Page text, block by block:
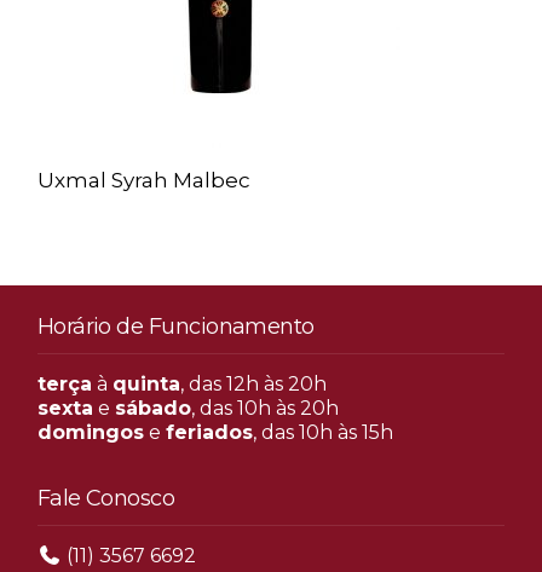
Uxmal Syrah Malbec
Horário de Funcionamento
terça à quinta, das 12h às 20h
sexta e sábado, das 10h às 20h
domingose feriados, das 10h às 15h
Fale Conosco
(11) 3567 6692